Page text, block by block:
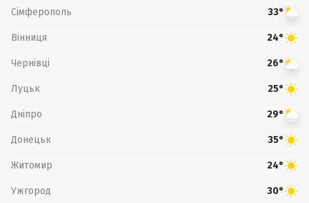
Сімферополь 33°
Вінниця 24°
Чернівці 26°
Луцьк 25°
Дніпро 29°
Донецьк 35°
Житомир 24°
Ужгород 30°